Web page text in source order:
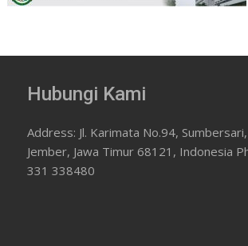
Hubungi Kami
Address: Jl. Karimata No.94,
Jember, Jawa Timur 68121, Indonesia
331 338480